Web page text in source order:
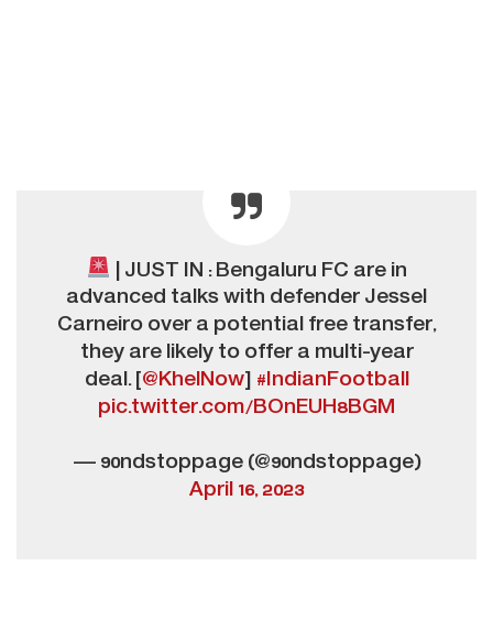
| JUST IN : Bengaluru FC are in
advanced talks with defender Jessel
Carneiro over a potential free transfer,
they are likely to offer a multi-year
deal. [@KhelNow] #IndianFootball
pic.twitter.com/BOnEUH8BGM
— 90ndstoppage (@90ndstoppage)
April 16, 2023